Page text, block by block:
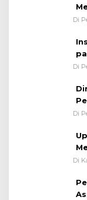
Di
Di
Di
Di